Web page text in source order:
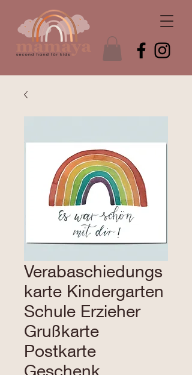
Verabaschiedungs
karte Kindergarten
Schule Erzieher
Grußkarte
Postkarte
Geschenk